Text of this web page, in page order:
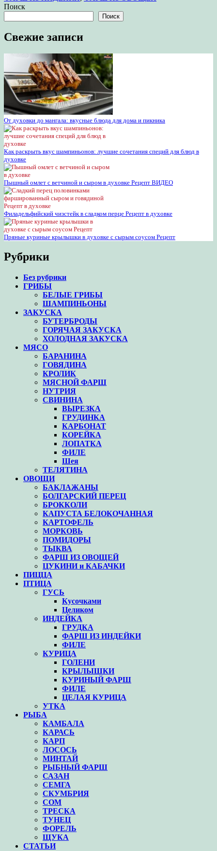
Поиск
Поиск
Свежие записи
От духовки до мангала: вкусные блюда для дома и пикника
Как раскрыть вкус шампиньонов: лучшие сочетания специй для блюд в
духовке
Пышный омлет с ветчиной и сыром в духовке Рецепт ВИДЕО
Филадельфийский чизстейк в сладком перце Рецепт в духовке
Пряные куриные крылышки в духовке с сырым соусом Рецепт
Рубрики
Без рубрики
ГРИБЫ
БЕЛЫЕ ГРИБЫ
ШАМПИНЬОНЫ
ЗАКУСКА
БУТЕРБРОДЫ
ГОРЯЧАЯ ЗАКУСКА
ХОЛОДНАЯ ЗАКУСКА
МЯСО
БАРАНИНА
ГОВЯДИНА
КРОЛИК
МЯСНОЙ ФАРШ
НУТРИЯ
СВИНИНА
ВЫРЕЗКА
ГРУДИНКА
КАРБОНАТ
КОРЕЙКА
ЛОПАТКА
ФИЛЕ
Шея
ТЕЛЯТИНА
ОВОЩИ
БАКЛАЖАНЫ
БОЛГАРСКИЙ ПЕРЕЦ
БРОККОЛИ
КАПУСТА БЕЛОКОЧАННАЯ
КАРТОФЕЛЬ
МОРКОВЬ
ПОМИДОРЫ
ТЫКВА
ФАРШ ИЗ ОВОЩЕЙ
ЦУКИНИ и КАБАЧКИ
ПИЦЦА
ПТИЦА
ГУСЬ
Кусочками
Целиком
ИНДЕЙКА
ГРУДКА
ФАРШ ИЗ ИНДЕЙКИ
ФИЛЕ
КУРИЦА
ГОЛЕНИ
КРЫЛЫШКИ
КУРИНЫЙ ФАРШ
ФИЛЕ
ЦЕЛАЯ КУРИЦА
УТКА
РЫБА
КАМБАЛА
КАРАСЬ
КАРП
ЛОСОСЬ
МИНТАЙ
РЫБНЫЙ ФАРШ
САЗАН
СЕМГА
СКУМБРИЯ
СОМ
ТРЕСКА
ТУНЕЦ
ФОРЕЛЬ
ЩУКА
СТАТЬИ